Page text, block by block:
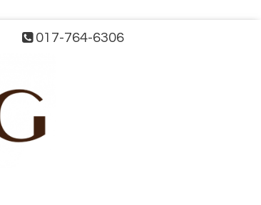
017-764-6306